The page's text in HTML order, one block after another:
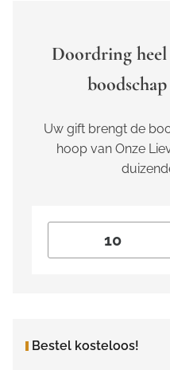
Doordring
Uw gift brengt de
hoop van Onze
Bestel kosteloos!